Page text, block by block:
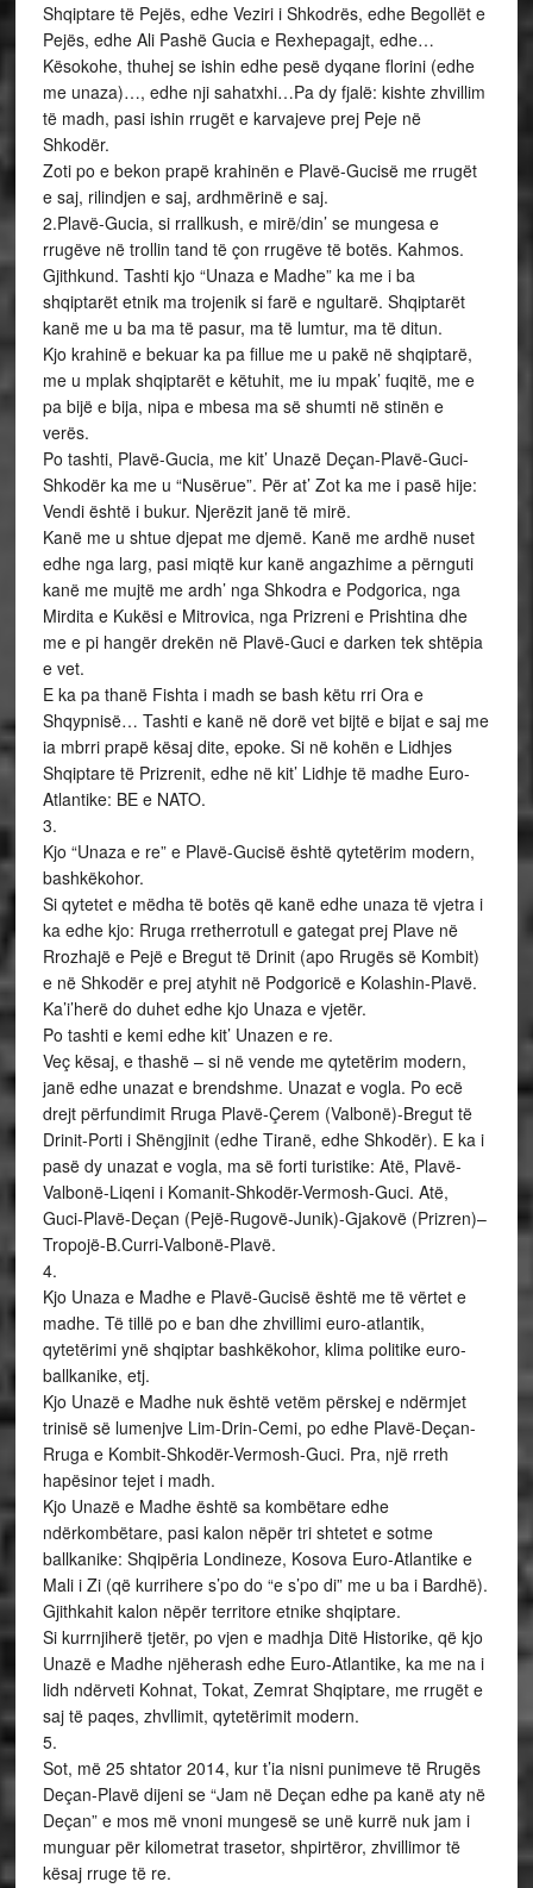
Shqiptare të Pejës, edhe Veziri i Shkodrës, edhe Begollët e
Pejës, edhe Ali Pashë Gucia e Rexhepagajt, edhe…
Kësokohe, thuhej se ishin edhe pesë dyqane florini (edhe
me unaza)…, edhe nji sahatxhi…Pa dy fjalë: kishte zhvillim
të madh, pasi ishin rrugët e karvajeve prej Peje në
Shkodër.
Zoti po e bekon prapë krahinën e Plavë-Gucisë me rrugët
e saj, rilindjen e saj, ardhmërinë e saj.
2.Plavë-Gucia, si rrallkush, e mirë/din’ se mungesa e
rrugëve në trollin tand të çon rrugëve të botës. Kahmos.
Gjithkund. Tashti kjo “Unaza e Madhe” ka me i ba
shqiptarët etnik ma trojenik si farë e ngultarë. Shqiptarët
kanë me u ba ma të pasur, ma të lumtur, ma të ditun.
Kjo krahinë e bekuar ka pa fillue me u pakë në shqiptarë,
me u mplak shqiptarët e këtuhit, me iu mpak’ fuqitë, me e
pa bijë e bija, nipa e mbesa ma së shumti në stinën e
verës.
Po tashti, Plavë-Gucia, me kit’ Unazë Deçan-Plavë-Guci-
Shkodër ka me u “Nusërue”. Për at’ Zot ka me i pasë hije:
Vendi është i bukur. Njerëzit janë të mirë.
Kanë me u shtue djepat me djemë. Kanë me ardhë nuset
edhe nga larg, pasi miqtë kur kanë angazhime a përnguti
kanë me mujtë me ardh’ nga Shkodra e Podgorica, nga
Mirdita e Kukësi e Mitrovica, nga Prizreni e Prishtina dhe
me e pi hangër drekën në Plavë-Guci e darken tek shtëpia
e vet.
E ka pa thanë Fishta i madh se bash këtu rri Ora e
Shqypnisë… Tashti e kanë në dorë vet bijtë e bijat e saj me
ia mbrri prapë kësaj dite, epoke. Si në kohën e Lidhjes
Shqiptare të Prizrenit, edhe në kit’ Lidhje të madhe Euro-
Atlantike: BE e NATO.
3.
Kjo “Unaza e re” e Plavë-Gucisë është qytetërim modern,
bashkëkohor.
Si qytetet e mëdha të botës që kanë edhe unaza të vjetra i
ka edhe kjo: Rruga rretherrotull e gategat prej Plave në
Rrozhajë e Pejë e Bregut të Drinit (apo Rrugës së Kombit)
e në Shkodër e prej atyhit në Podgoricë e Kolashin-Plavë.
Ka’i’herë do duhet edhe kjo Unaza e vjetër.
Po tashti e kemi edhe kit’ Unazen e re.
Veç kësaj, e thashë – si në vende me qytetërim modern,
janë edhe unazat e brendshme. Unazat e vogla. Po ecë
drejt përfundimit Rruga Plavë-Çerem (Valbonë)-Bregut të
Drinit-Porti i Shëngjinit (edhe Tiranë, edhe Shkodër). E ka i
pasë dy unazat e vogla, ma së forti turistike: Atë, Plavë-
Valbonë-Liqeni i Komanit-Shkodër-Vermosh-Guci. Atë,
Guci-Plavë-Deçan (Pejë-Rugovë-Junik)-Gjakovë (Prizren)–
Tropojë-B.Curri-Valbonë-Plavë.
4.
Kjo Unaza e Madhe e Plavë-Gucisë është me të vërtet e
madhe. Të tillë po e ban dhe zhvillimi euro-atlantik,
qytetërimi ynë shqiptar bashkëkohor, klima politike euro-
ballkanike, etj.
Kjo Unazë e Madhe nuk është vetëm përskej e ndërmjet
trinisë së lumenjve Lim-Drin-Cemi, po edhe Plavë-Deçan-
Rruga e Kombit-Shkodër-Vermosh-Guci. Pra, një rreth
hapësinor tejet i madh.
Kjo Unazë e Madhe është sa kombëtare edhe
ndërkombëtare, pasi kalon nëpër tri shtetet e sotme
ballkanike: Shqipëria Londineze, Kosova Euro-Atlantike e
Mali i Zi (që kurrihere s’po do “e s’po di” me u ba i Bardhë).
Gjithkahit kalon nëpër territore etnike shqiptare.
Si kurrnjiherë tjetër, po vjen e madhja Ditë Historike, që kjo
Unazë e Madhe njëherash edhe Euro-Atlantike, ka me na i
lidh ndërveti Kohnat, Tokat, Zemrat Shqiptare, me rrugët e
saj të paqes, zhvllimit, qytetërimit modern.
5.
Sot, më 25 shtator 2014, kur t’ia nisni punimeve të Rrugës
Deçan-Plavë dijeni se “Jam në Deçan edhe pa kanë aty në
Deçan” e mos më vnoni mungesë se unë kurrë nuk jam i
munguar për kilometrat trasetor, shpirtëror, zhvillimor të
kësaj rruge të re.